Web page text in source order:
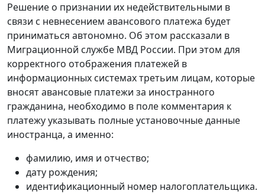
Решение о признании их недействительными в
связи с невнесением авансового платежа будет
приниматься автономно. Об этом рассказали в
Миграционной службе МВД России. При этом для
корректного отображения платежей в
информационных системах третьим лицам, которые
вносят авансовые платежи за иностранного
гражданина, необходимо в поле комментария к
платежу указывать полные установочные данные
иностранца, а именно:
фамилию, имя и отчество;
дату рождения;
идентификационный номер налогоплательщика.